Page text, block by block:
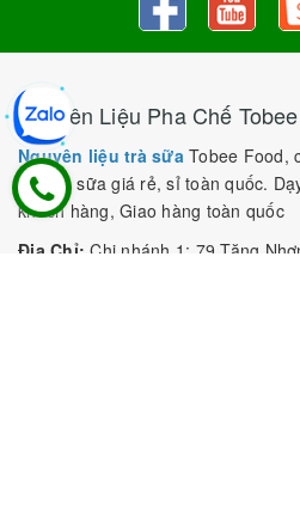
Nguyên Liệu Pha Chế
Nguyên liệu trà sữaTobee Food,
liệu trà sữa giá rẻ, sỉ toàn quốc.
khách hàng, Giao hàng toàn quốc
Địa Chỉ: Chi nhánh 1: 79 Tăng